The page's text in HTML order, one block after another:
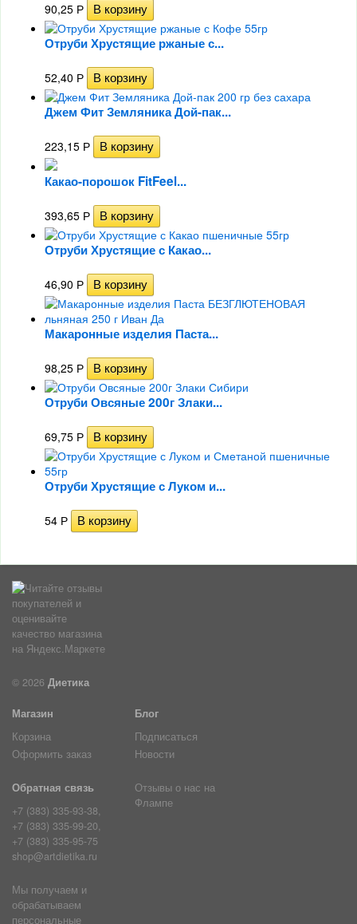
90,25 Р
Отруби Хрустящие ржаные с...
52,40 Р
Джем Фит Земляника Дой-пак...
223,15 Р
Какао-порошок FitFeel...
393,65 Р
Отруби Хрустящие с Какао...
46,90 Р
Макаронные изделия Паста...
98,25 Р
Отруби Овсяные 200г Злаки...
69,75 Р
Отруби Хрустящие с Луком и...
54 Р
© 2026 Диетика
Магазин
Корзина
Оформить заказ
Блог
Подписаться
Новости
Обратная связь
+7 (383) 335-93-38,
+7 (383) 335-99-20,
+7 (383) 335-95-75
shop@artdietika.ru
Отзывы о нас на
Флампе
Мы получаем и
обрабатываем
персональные